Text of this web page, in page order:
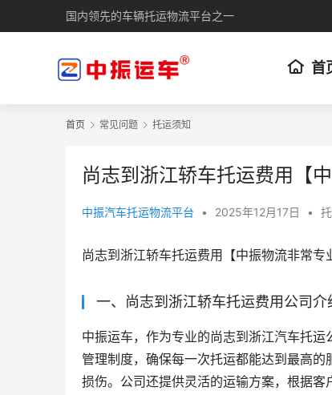
国内领先的车辆托运物流平台之一
首
首页 常见问题 托运须知
尚志到浙江轿车托运费用【
中振汽车托运物流平台 • 2025年12月17日 •
尚志到浙江轿车托运费用【中振物流非常专
一、尚志到浙江轿车托运费用公司介
中振运车，作为专业的尚志到浙江汽车托
管理制度，确保每一次托运都能达到最高
损伤。公司还提供灵活的运输方案，根据